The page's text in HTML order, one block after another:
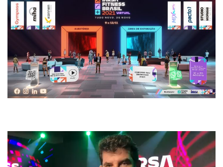
Tocador
de
vídeo